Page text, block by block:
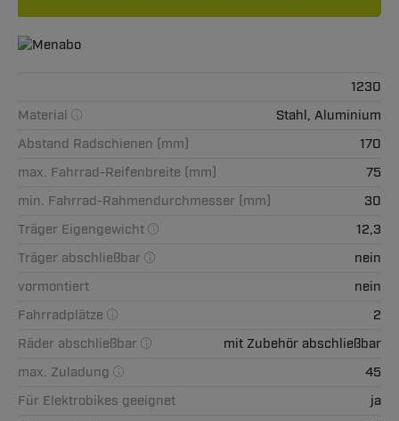
1230
Material
Stahl, Aluminium
Abstand Radschienen (mm)
170
max. Fahrrad-Reifenbreite (mm)
75
min. Fahrrad-Rahmendurchmesser (mm)
30
Träger Eigengewicht
12,3
Träger abschließbar
nein
vormontiert
nein
Fahrradplätze
2
Räder abschließbar
mit Zubehör abschließbar
max. Zuladung
45
Für Elektrobikes geeignet
ja